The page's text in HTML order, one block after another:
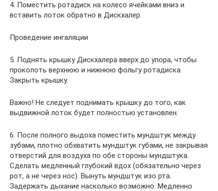
4. Поместить ротадиск на колесо ячейками вниз и
вставить лоток обратно в Дискхалер.
Проведение ингаляции
5. Поднять крышку Дискхалера вверх до упора, чтобы
проколоть верхнюю и нижнюю фольгу ротадиска.
Закрыть крышку.
Важно! Не следует поднимать крышку до того, как
выдвижной лоток будет полностью установлен.
6. После полного выдоха поместить мундштук между
зубами, плотно обхватить мундштук губами, не закрывая
отверстий для воздуха по обе стороны мундштука.
Сделать медленный глубокий вдох (обязательно через
рот, а не через нос). Вынуть мундштук изо рта.
Задержать дыхание насколько возможно. Медленно